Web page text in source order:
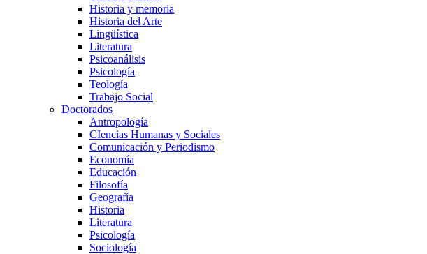
Historia y memoria
Historia del Arte
Lingüística
Literatura
Psicoanálisis
Psicología
Teología
Trabajo Social
Doctorados
Antropología
CIencias Humanas y Sociales
Comunicación y Periodismo
Economía
Educación
Filosofía
Geografía
Historia
Literatura
Psicología
Sociología